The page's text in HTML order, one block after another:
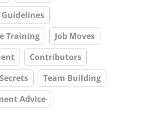
Training
Job Moves
Contributors
Team Building
Advice